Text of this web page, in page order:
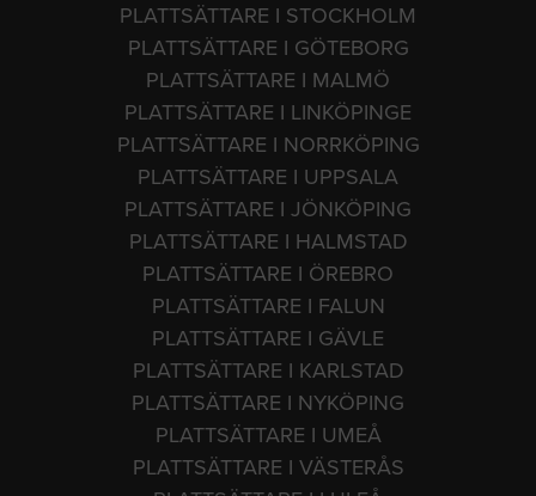
PLATTSÄTTARE I STOCKHOLM
PLATTSÄTTARE I GÖTEBORG
PLATTSÄTTARE I MALMÖ
PLATTSÄTTARE I LINKÖPINGE
PLATTSÄTTARE I NORRKÖPING
PLATTSÄTTARE I UPPSALA
PLATTSÄTTARE I JÖNKÖPING
PLATTSÄTTARE I HALMSTAD
PLATTSÄTTARE I ÖREBRO
PLATTSÄTTARE I FALUN
PLATTSÄTTARE I GÄVLE
PLATTSÄTTARE I KARLSTAD
PLATTSÄTTARE I NYKÖPING
PLATTSÄTTARE I UMEÅ
PLATTSÄTTARE I VÄSTERÅS